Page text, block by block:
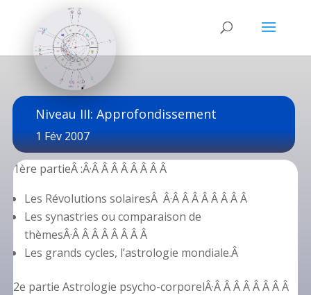
Niveau III: Approfondissement
1 Fév 2007
1ère partieÂ :Â·Â Â Â Â Â Â Â Â
Les Révolutions solairesÂ Â·Â Â Â Â Â Â Â Â
Les synastries ou comparaison de
thèmesÂ·Â Â Â Â Â Â Â Â
Les grands cycles, l’astrologie mondiale.Â
2e partie Astrologie psycho-corporelÂ·Â Â Â Â Â Â Â Â